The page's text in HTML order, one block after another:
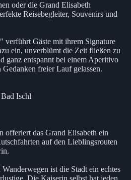
oder die Grand Elisabeth
Reisebegleiter, Souvenirs und
Gäste mit ihrem Signature
ein, unverblümt die Zeit fließen zu
ganz entspannt bei einem Aperitivo
freier Lauf gelassen.
Ischl
offeriert das Grand Elisabeth ein
auf den Lieblingsrouten
ist die Stadt ein echtes
Die Kaiserin selbst hat jeden